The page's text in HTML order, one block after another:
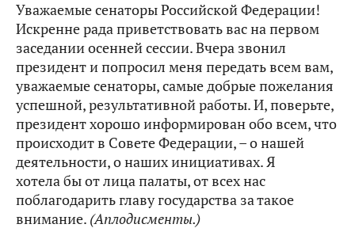
Уважаемые сенаторы Российской Федерации!
Искренне рада приветствовать вас на первом
заседании осенней сессии. Вчера звонил
президент и попросил меня передать всем вам,
уважаемые сенаторы, самые добрые пожелания
успешной, результативной работы. И, поверьте,
президент хорошо информирован обо всем, что
происходит в Совете Федерации, – о нашей
деятельности, о наших инициативах. Я
хотела бы от лица палаты, от всех нас
поблагодарить главу государства за такое
внимание. (Аплодисменты.)